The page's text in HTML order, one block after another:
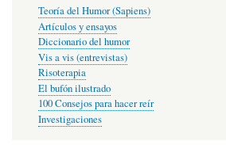
Teoría del Humor (Sapiens)
Artículos y ensayos
Diccionario del humor
Vis a vis (entrevistas)
Risoterapia
El bufón ilustrado
100 Consejos para hacer reír
Investigaciones